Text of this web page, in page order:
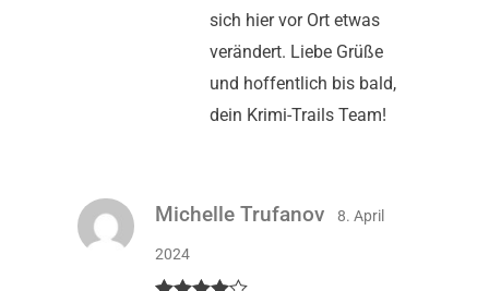
sich hier vor Ort etwas
verändert. Liebe Grüße
und hoffentlich bis bald,
dein Krimi-Trails Team!
Michelle Trufanov 8. April
2024